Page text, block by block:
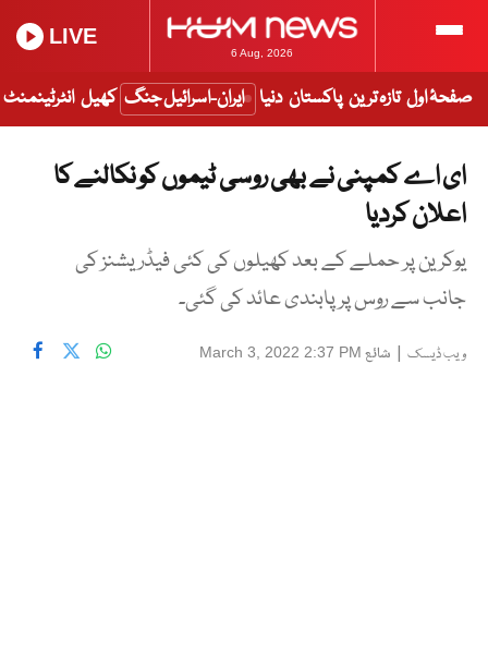
6 Aug, 2026
LIVE
صفحۂ اول تازہ ترین پاکستان دنیا ایران-اسرائیل جنگ کھیل انٹرٹینمنٹ
ای اے کمپنی نے بھی روسی ٹیموں کو نکالنے کا
اعلان کردیا
یوکرین پر حملے کے بعد کھیلوں کی کئی فیڈریشنز کی
جانب سے روس پر پابندی عائد کی گئی۔
ویب ڈیسک | شائع March 3, 2022 2:37 PM